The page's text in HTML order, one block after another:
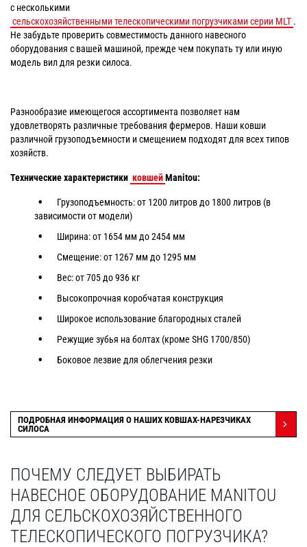
с несколькими
сельскохозяйственными телескопическими погрузчиками серии MLT .
Не забудьте проверить совместимость данного навесного
оборудования с вашей машиной, прежде чем покупать ту или иную
модель вил для резки силоса.
Разнообразие имеющегося ассортимента позволяет нам
удовлетворять различные требования фермеров. Наши ковши
различной грузоподъемности и смещением подходят для всех типов
хозяйств.
Технические характеристики ковшейManitou:
Грузоподъемность: от 1200 литров до 1800 литров (в
зависимости от модели)
Ширина: от 1654 мм до 2454 мм
Смещение: от 1267 мм до 1295 мм
Вес: от 705 до 936 кг
Высокопрочная коробчатая конструкция
Широкое использование благородных сталей
Режущие зубья на болтах (кроме SHG 1700/850)
Боковое лезвие для облегчения резки
ПОДРОБНАЯ ИНФОРМАЦИЯ О НАШИХ КОВШАХ-НАРЕЗЧИКАХ
СИЛОСА
ПОЧЕМУ СЛЕДУЕТ ВЫБИРАТЬ
НАВЕСНОЕ ОБОРУДОВАНИЕ MANITOU
ДЛЯ СЕЛЬСКОХОЗЯЙСТВЕННОГО
ТЕЛЕСКОПИЧЕСКОГО ПОГРУЗЧИКА?